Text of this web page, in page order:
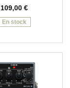
109,00 €
En stock